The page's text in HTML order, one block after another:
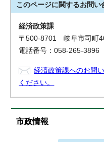
このページに関するお問い
経済政策課
〒500-8701 岐阜市司町
電話番号：058-265-
経済政策課へのお問
ください。
市政情報